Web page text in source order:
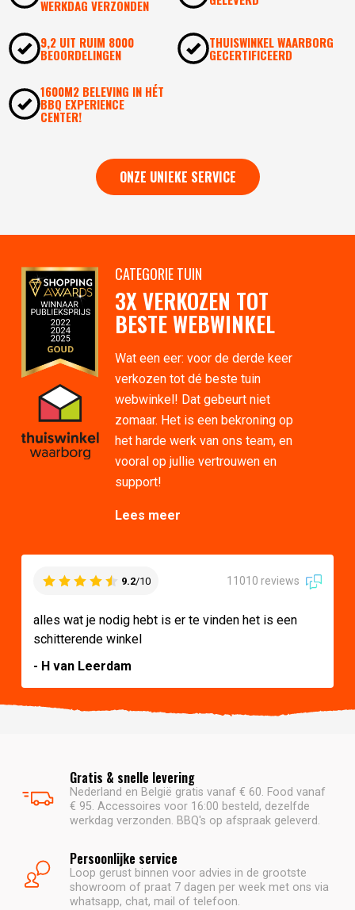
WERKDAG VERZONDEN
9,2 UIT RUIM 8000
BEOORDELINGEN
THUISWINKEL WAARBORG
GECERTIFICEERD
1600M2 BELEVING IN HÉT
BBQ EXPERIENCE
CENTER!
ONZE UNIEKE SERVICE
CATEGORIE TUIN
3X VERKOZEN TOT
BESTE WEBWINKEL
Wat een eer: voor de derde keer
verkozen tot dé beste tuin
webwinkel! Dat gebeurt niet
zomaar. Het is een bekroning op
het harde werk van ons team, en
vooral op jullie vertrouwen en
support!
Lees meer
9.2/10 11010 reviews
alles wat je nodig hebt is er te vinden het is een
schitterende winkel
- H van Leerdam
Gratis & snelle levering
Nederland en België gratis vanaf € 60. Food vanaf
€ 95. Accessoires voor 16:00 besteld, dezelfde
werkdag verzonden. BBQ's op afspraak geleverd.
Persoonlijke service
Loop gerust binnen voor advies in de grootste
showroom of praat 7 dagen per week met ons via
whatsapp, chat, mail of telefoon.